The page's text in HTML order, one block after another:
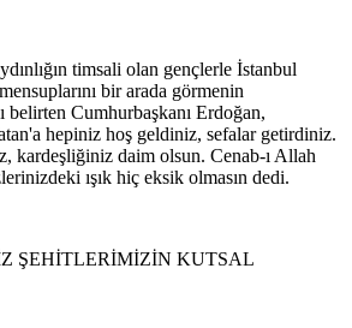
timsali olan gençlerle İstanbul
bir arada görmenin
belirten Cumhurbaşkanı Erdoğan,
hepiniz hoş geldiniz, sefalar getirdiniz.
kardeşliğiniz daim olsun. Cenab-ı Allah
ışık hiç eksik olmasın dedi.
ŞEHİTLERİMİZİN KUTSAL